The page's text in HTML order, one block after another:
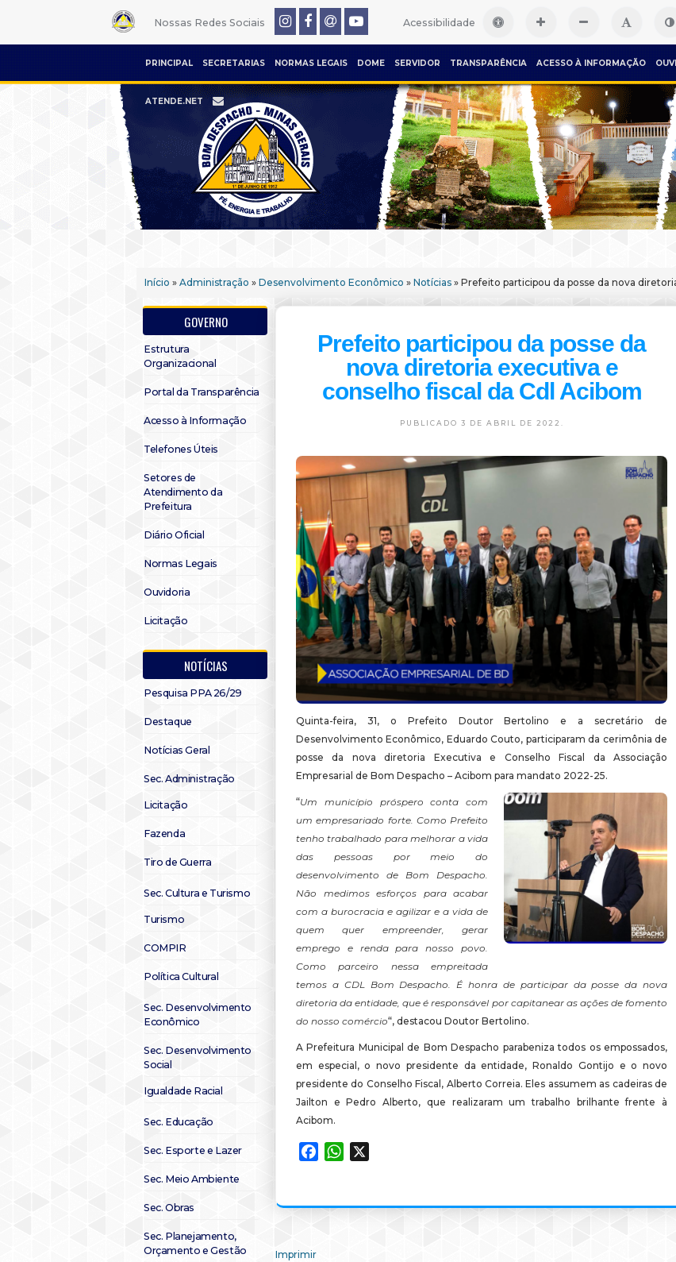
Nossas Redes Sociais Acessibilidade
PRINCIPAL SECRETARIAS NORMAS LEGAIS DOME SERVIDOR TRANSPARÊNCIA ACESSO À INFORMAÇÃO
ATENDE.NET
Início » Administração » Desenvolvimento Econômico » Notícias » Prefeito participou da posse da nova
GOVERNO
Estrutura
Organizacional
Portal da Transparência
Acesso à Informação
Telefones Úteis
Setores de
Atendimento da
Prefeitura
Diário Oficial
Normas Legais
Ouvidoria
Licitação
NOTÍCIAS
Pesquisa PPA 26/29
Destaque
Notícias Geral
Sec. Administração
Licitação
Fazenda
Tiro de Guerra
Sec. Cultura e Turismo
Turismo
COMPIR
Política Cultural
Sec. Desenvolvimento
Econômico
Sec. Desenvolvimento
Social
Igualdade Racial
Sec. Educação
Sec. Esporte e Lazer
Sec. Meio Ambiente
Sec. Obras
Sec. Planejamento,
Orçamento e Gestão
Prefeito participou da posse da
nova diretoria executiva e
conselho fiscal da Cdl Acibom
PUBLICADO 3 DE ABRIL DE 2022.
Quinta-feira, 31, o Prefeito Doutor Bertolino e a secretário de
Desenvolvimento Econômico, Eduardo Couto, participaram da cerimônia de
posse da nova diretoria Executiva e Conselho Fiscal da Associação
Empresarial de Bom Despacho – Acibom para mandato 2022-25.
“Um município próspero conta com
um empresariado forte. Como Prefeito
tenho trabalhado para melhorar a vida
das pessoas por meio do
desenvolvimento de Bom Despacho.
Não medimos esforços para acabar
com a burocracia e agilizar e a vida de
quem quer empreender, gerar
emprego e renda para nosso povo.
Como parceiro nessa empreitada
temos a CDL Bom Despacho. É honra de participar da posse da nova
diretoria da entidade, que é responsável por capitanear as ações de fomento
do nosso comércio“, destacou Doutor Bertolino.
A Prefeitura Municipal de Bom Despacho parabeniza todos os empossados,
em especial, o novo presidente da entidade, Ronaldo Gontijo e o novo
presidente do Conselho Fiscal, Alberto Correia. Eles assumem as cadeiras de
Jailton e Pedro Alberto, que realizaram um trabalho brilhante frente à
Acibom.
FacebookWhatsApp
Imprimir